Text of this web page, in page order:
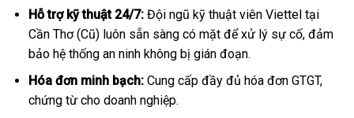
Hỗ trợ kỹ thuật 24/7:Đội ngũ kỹ thuật viên Viettel tại
Cần Thơ (Cũ) luôn sẵn sàng có mặt để xử lý sự cố, đảm
bảo hệ thống an ninh không bị gián đoạn.
Hóa đơn minh bạch:Cung cấp đầy đủ hóa đơn GTGT,
chứng từ cho doanh nghiệp.